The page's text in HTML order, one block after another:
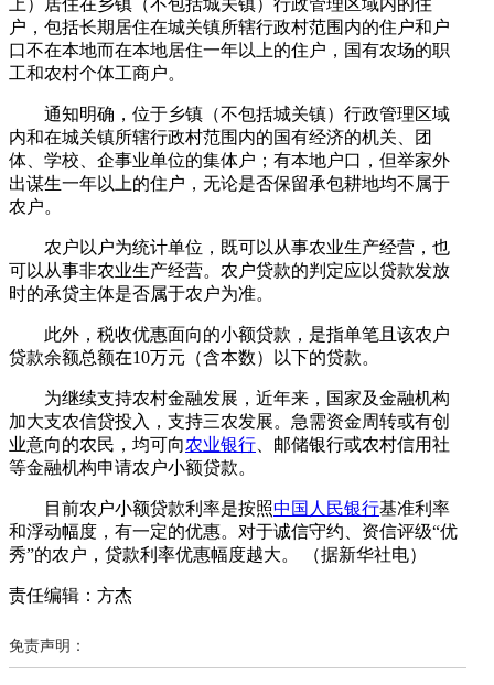
户，包括长期居住在城关镇所辖行政村范围内的住户和户
口不在本地而在本地居住一年以上的住户，国有农场的职
工和农村个体工商户。
通知明确，位于乡镇（不包括城关镇）行政管理区域
内和在城关镇所辖行政村范围内的国有经济的机关、团
体、学校、企事业单位的集体户；有本地户口，但举家外
出谋生一年以上的住户，无论是否保留承包耕地均不属于
农户。
农户以户为统计单位，既可以从事农业生产经营，也
可以从事非农业生产经营。农户贷款的判定应以贷款发放
时的承贷主体是否属于农户为准。
此外，税收优惠面向的小额贷款，是指单笔且该农户
贷款余额总额在10万元（含本数）以下的贷款。
为继续支持农村金融发展，近年来，国家及金融机构
加大支农信贷投入，支持三农发展。急需资金周转或有创
业意向的农民，均可向农业银行 、邮储银行或农村信用社
等金融机构申请农户小额贷款。
目前农户小额贷款利率是按照中国人民银行基准利率
和浮动幅度，有一定的优惠。对于诚信守约、资信评级“优
秀”的农户，贷款利率优惠幅度越大。 （据新华社电）
责任编辑：方杰
免责声明：